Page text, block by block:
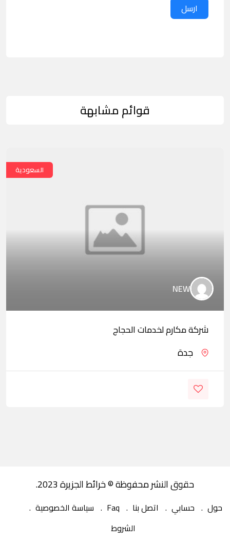
ارسل
قوائم مشابهة
السعودية
NEW
شركة مكارم لخدمات الحجاج
جدة
حقوق النشر محفوظة © خرائط الجزيرة 2023.
حول حسابي اتصل بنا Faq
سياسة الخصوصية
الشروط